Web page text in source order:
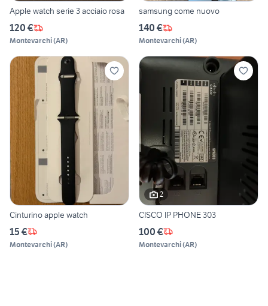
Apple watch serie 3 acciaio rosa
120 €
Montevarchi(AR)
samsung come nuovo
140 €
Montevarchi(AR)
Cinturino apple watch
15 €
Montevarchi(AR)
2
CISCO IP PHONE 303
100 €
Montevarchi(AR)